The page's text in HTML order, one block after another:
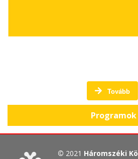
Tovább
Programok
© 2021 Háromszéki